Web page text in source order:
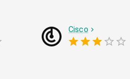
Cisco